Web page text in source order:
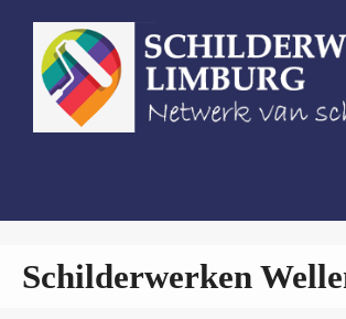
inhoud
Schilderwerken